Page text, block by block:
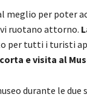
meglio per poter
ruotano attorno.
per tutti i turisti
e visita al
durante le